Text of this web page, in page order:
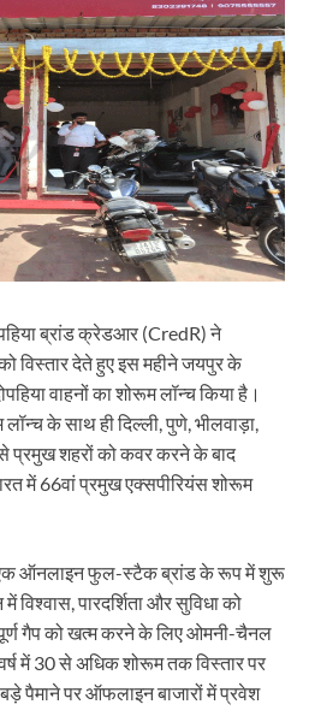
ब्रांड क्रेडआर (CredR) ने
विस्तार देते हुए इस महीने जयपुर के
वाहनों का शोरूम लॉन्च किया है।
के साथ ही दिल्ली, पुणे, भीलवाड़ा,
प्रमुख शहरों को कवर करने के बाद
में 66वां प्रमुख एक्सपीरियंस शोरूम
एक ऑनलाइन फुल-स्टैक ब्रांड के रूप में शुरू
पारदर्शिता और सुविधा को
गैप को खत्म करने के लिए ओमनी-चैनल
में 30 से अधिक शोरूम तक विस्तार पर
पर ऑफलाइन बाजारों में प्रवेश